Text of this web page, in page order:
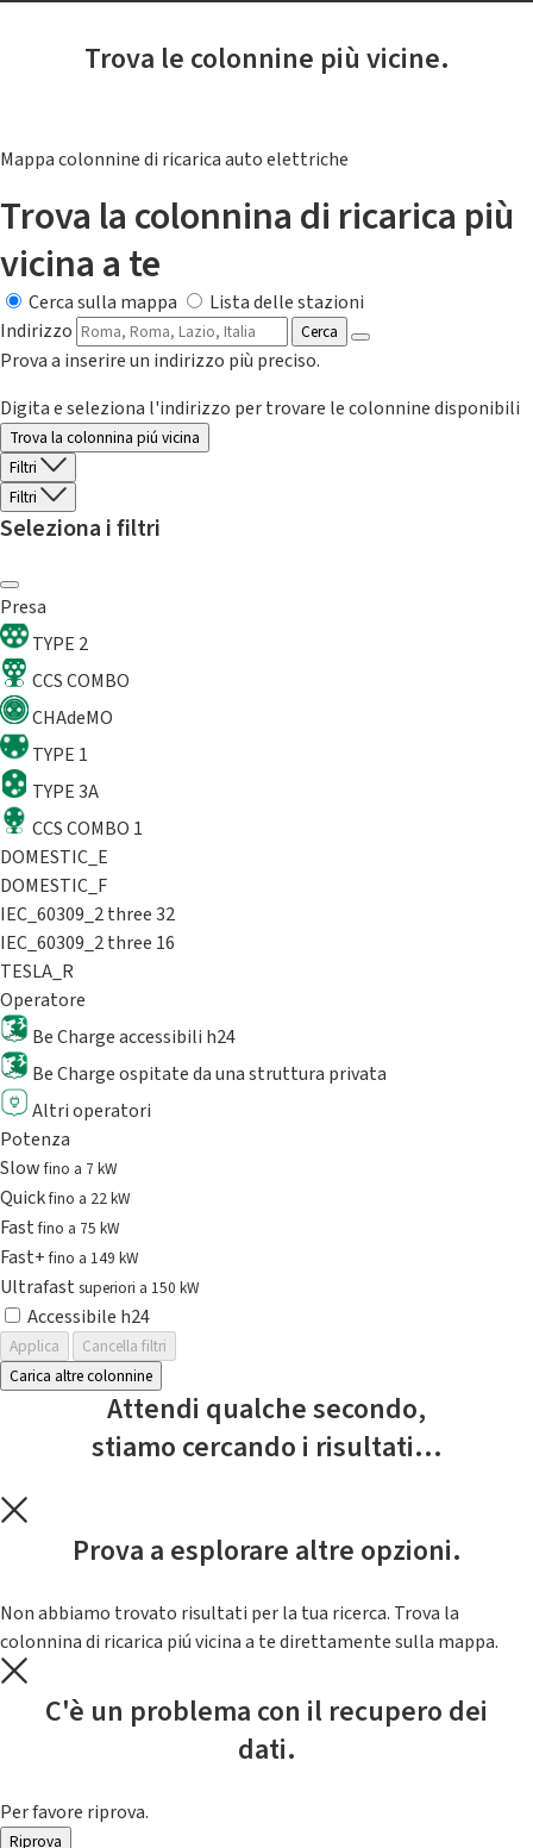
Trova le colonnine più vicine.
Mappa colonnine di ricarica auto elettriche
Trova la colonnina di ricarica più
vicina a te
Cerca sulla mappa
Lista delle stazioni
Indirizzo
Cerca
Prova a inserire un indirizzo più preciso.
Digita e seleziona l'indirizzo per trovare le colonnine disponibili
Trova la colonnina piú vicina
Filtri
Filtri
Seleziona i filtri
Presa
TYPE 2
CCS COMBO
CHAdeMO
TYPE 1
TYPE 3A
CCS COMBO 1
DOMESTIC_E
DOMESTIC_F
IEC_60309_2 three 32
IEC_60309_2 three 16
TESLA_R
Operatore
Be Charge accessibili h24
Be Charge ospitate da una struttura privata
Altri operatori
Potenza
Slowfino a 7 kW
Quickfino a 22 kW
Fastfino a 75 kW
Fast+fino a 149 kW
Ultrafast superiori a 150 kW
Accessibile h24
Applica
Cancella filtri
Carica altre colonnine
Attendi qualche secondo,
stiamo cercando i risultati...
Prova a esplorare altre opzioni.
Non abbiamo trovato risultati per la tua ricerca. Trova la
colonnina di ricarica piú vicina a te direttamente sulla mappa.
C'è un problema con il recupero dei
dati.
Per favore riprova.
Riprova